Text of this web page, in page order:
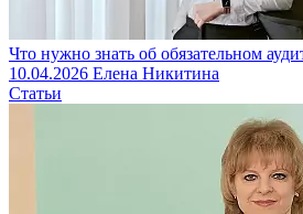
Что нужно знать об обязательном
10.04.2026 Елена Никитина
Статьи